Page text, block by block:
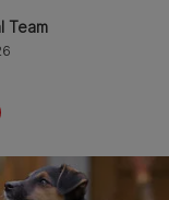
Team